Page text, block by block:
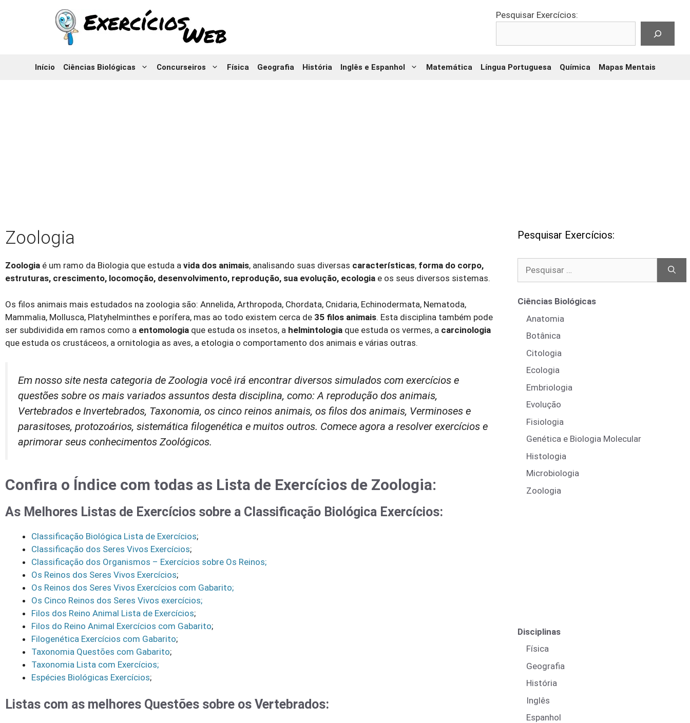
Pesquisar Exercícios:
Início Ciências Biológicas Concurseiros Física Geografia História Inglês e Espanhol Matemática Língua Portuguesa Química Mapas Mentais
Zoologia
Zoologia é um ramo da Biologia que estuda a vida dos animais, analisando suas diversas características, forma do corpo,
estruturas, crescimento, locomoção, desenvolvimento, reprodução, sua evolução, ecologia e os seus diversos sistemas.
Os filos animais mais estudados na zoologia são: Annelida, Arthropoda, Chordata, Cnidaria, Echinodermata, Nematoda,
Mammalia, Mollusca, Platyhelminthes e porífera, mas ao todo existem cerca de 35 filos animais. Esta disciplina também pode
ser subdividida em ramos como a entomologia que estuda os insetos, a helmintologia que estuda os vermes, a carcinologia
que estuda os crustáceos, a ornitologia as aves, a etologia o comportamento dos animais e várias outras.
Em nosso site nesta categoria de Zoologia você irá encontrar diversos simulados com exercícios e
questões sobre os mais variados assuntos desta disciplina, como: A reprodução dos animais,
Vertebrados e Invertebrados, Taxonomia, os cinco reinos animais, os filos dos animais, Verminoses e
parasitoses, protozoários, sistemática filogenética e muitos outros. Comece agora a resolver exercícios e
aprimorar seus conhecimentos Zoológicos.
Confira o Índice com todas as Lista de Exercícios de Zoologia:
As Melhores Listas de Exercícios sobre a Classificação Biológica Exercícios:
Classificação Biológica Lista de Exercícios;
Classificação dos Seres Vivos Exercícios;
Classificação dos Organismos – Exercícios sobre Os Reinos;
Os Reinos dos Seres Vivos Exercícios;
Os Reinos dos Seres Vivos Exercícios com Gabarito;
Os Cinco Reinos dos Seres Vivos exercícios;
Filos dos Reino Animal Lista de Exercícios;
Filos do Reino Animal Exercícios com Gabarito;
Filogenética Exercícios com Gabarito;
Taxonomia Questões com Gabarito;
Taxonomia Lista com Exercícios;
Espécies Biológicas Exercícios;
Listas com as melhores Questões sobre os Vertebrados:
Pesquisar Exercícios:
Ciências Biológicas
Anatomia
Botânica
Citologia
Ecologia
Embriologia
Evolução
Fisiologia
Genética e Biologia Molecular
Histologia
Microbiologia
Zoologia
Disciplinas
Física
Geografia
História
Inglês
Espanhol